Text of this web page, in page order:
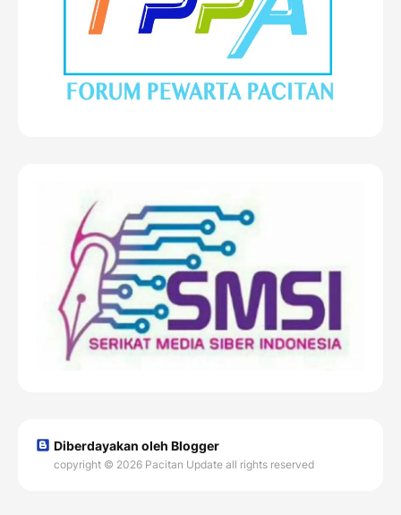
Diberdayakan oleh Blogger
copyright © 2026 Pacitan Update all rights reserved